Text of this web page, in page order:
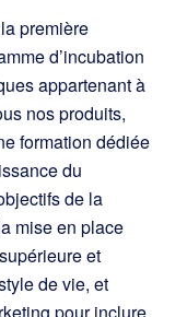
première
d’incubation
appartenant à
nos produits,
formation dédiée
du
de la
mise en place
et
de vie, et